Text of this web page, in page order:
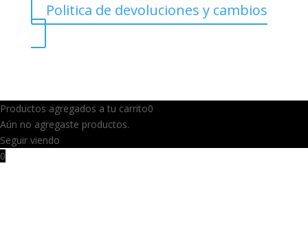
Politica de devoluciones y cambios
Productos agregados a tu carrito0
Aún no agregaste productos.
Seguir viendo
0